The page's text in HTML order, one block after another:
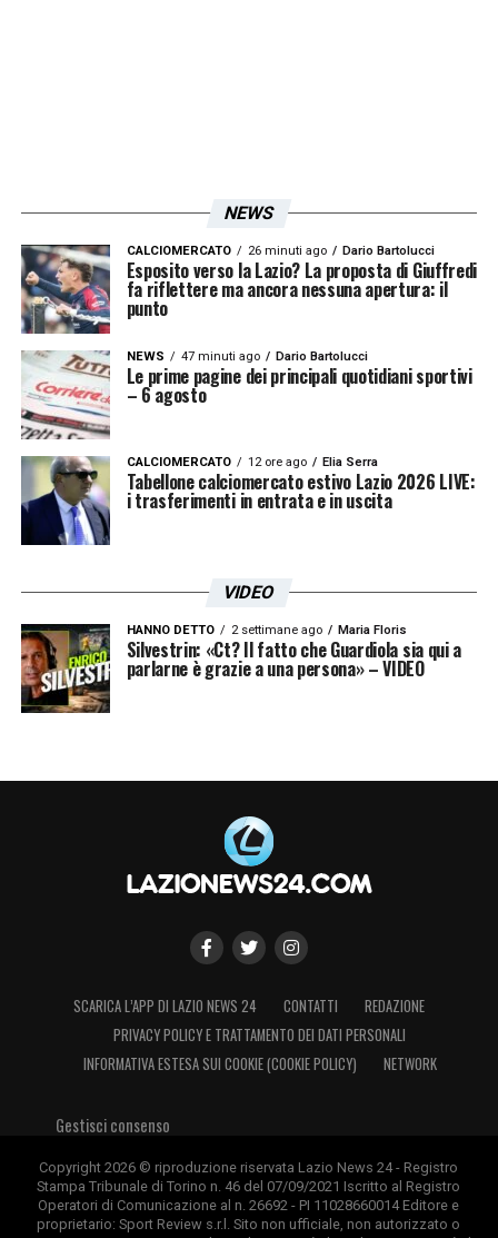
NEWS
CALCIOMERCATO 26 minuti ago Dario Bartolucci
Esposito verso la Lazio? La proposta di Giuffredi
fa riflettere ma ancora nessuna apertura: il
punto
NEWS 47 minuti ago Dario Bartolucci
Le prime pagine dei principali quotidiani sportivi
– 6 agosto
CALCIOMERCATO 12 ore ago Elia Serra
Tabellone calciomercato estivo Lazio 2026 LIVE:
i trasferimenti in entrata e in uscita
VIDEO
HANNO DETTO 2 settimane ago Maria Floris
Silvestrin: «Ct? Il fatto che Guardiola sia qui a
parlarne è grazie a una persona» – VIDEO
SCARICA L’APP DI LAZIO NEWS 24 CONTATTI
REDAZIONE
PRIVACY POLICY E TRATTAMENTO DEI DATI PERSONALI
INFORMATIVA ESTESA SUI COOKIE (COOKIE POLICY)
NETWORK
Gestisci consenso
Copyright 2026 © riproduzione riservata Lazio News 24 - Registro
Stampa Tribunale di Torino n. 46 del 07/09/2021 Iscritto al Registro
Operatori di Comunicazione al n. 26692 - PI 11028660014 Editore e
proprietario: Sport Review s.r.l. Sito non ufficiale, non autorizzato o